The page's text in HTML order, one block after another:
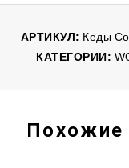
АРТИКУЛ: Кеды
КАТЕГОРИИ:
Похожие